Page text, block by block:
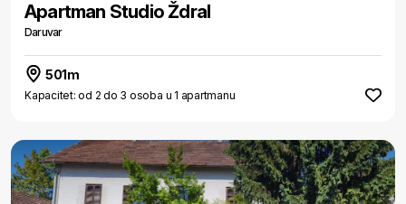
Apartman Studio Ždral
Daruvar
501m
Kapacitet: od 2 do 3 osoba u 1 apartmanu